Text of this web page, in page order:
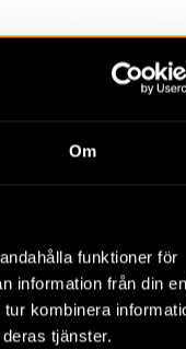
Om
funktioner för
information från din
kombinera
tjänster.
Äldre
Arkeologisk
Nordström